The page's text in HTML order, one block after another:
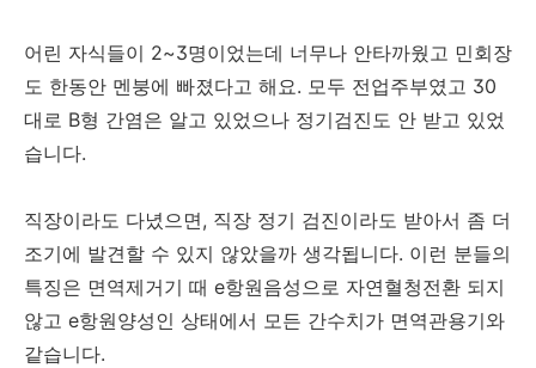
어린 자식들이 2~3명이었는데 너무나 안타까웠고 민회장
도 한동안 멘붕에 빠졌다고 해요. 모두 전업주부였고 30
대로 B형 간염은 알고 있었으나 정기검진도 안 받고 있었
습니다.
직장이라도 다녔으면, 직장 정기 검진이라도 받아서 좀 더
조기에 발견할 수 있지 않았을까 생각됩니다. 이런 분들의
특징은 면역제거기 때 e항원음성으로 자연혈청전환 되지
않고 e항원양성인 상태에서 모든 간수치가 면역관용기와
같습니다.